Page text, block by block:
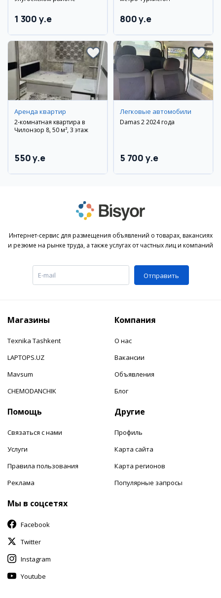
1 300 y.e 800 y.e
Аренда квартир
2-комнатная квартира в
Чилонзор 8, 50 м², 3 этаж
550 y.e
Легковые автомобили
Damas 2 2024 года
5 700 y.e
Интернет-сервис для размещения объявлений о товарах, вакансиях
и резюме на рынке труда, а также услугах от частных лиц и компаний
Отправить
Магазины
Texnika Tashkent
LAPTOPS.UZ
Mavsum
CHEMODANCHIK
Компания
О нас
Вакансии
Объявления
Блог
Помощь
Связаться с нами
Услуги
Правила пользования
Реклама
Другие
Профиль
Карта сайта
Карта регионов
Популярные запросы
Мы в соцсетях
Facebook
Twitter
Instagram
Youtube